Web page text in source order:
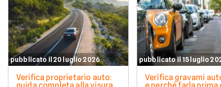
pubblicato il 20 luglio 2026
Verifica proprietario auto:
pubblicato il 15 luglio
Verifica gravami